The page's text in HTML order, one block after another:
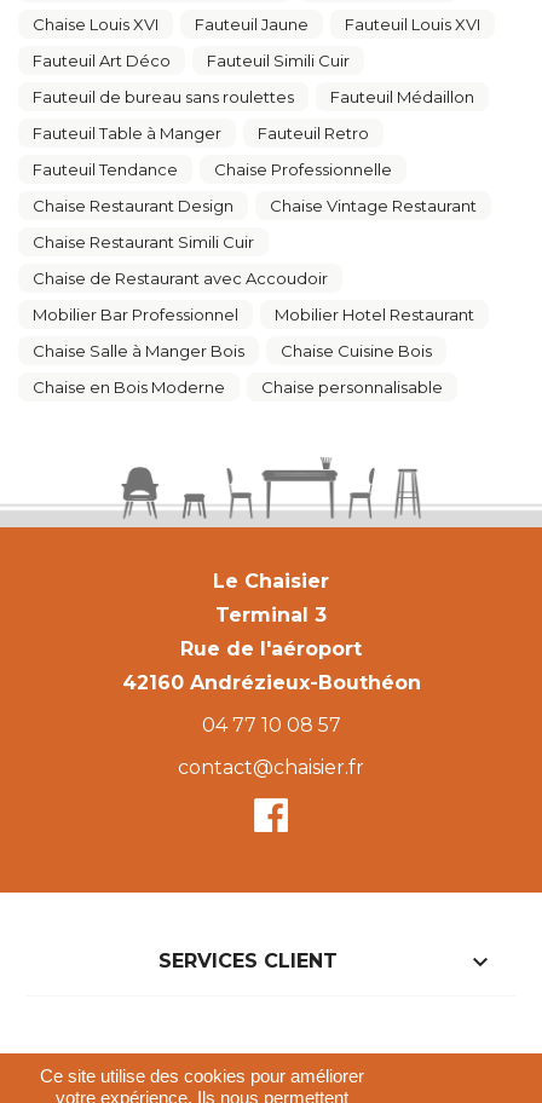
Chaise Louis XVI
Fauteuil Jaune
Fauteuil Louis XVI
Fauteuil Art Déco
Fauteuil Simili Cuir
Fauteuil de bureau sans roulettes
Fauteuil Médaillon
Fauteuil Table à Manger
Fauteuil Retro
Fauteuil Tendance
Chaise Professionnelle
Chaise Restaurant Design
Chaise Vintage Restaurant
Chaise Restaurant Simili Cuir
Chaise de Restaurant avec Accoudoir
Mobilier Bar Professionnel
Mobilier Hotel Restaurant
Chaise Salle à Manger Bois
Chaise Cuisine Bois
Chaise en Bois Moderne
Chaise personnalisable
Le Chaisier
Terminal 3
Rue de l'aéroport
42160 Andrézieux-Bouthéon
04 77 10 08 57
contact@chaisier.fr
SERVICES CLIENT 
NOTRE BOUTIQUE
Ce site utilise des cookies pour améliorer
votre expérience. Ils nous permettent